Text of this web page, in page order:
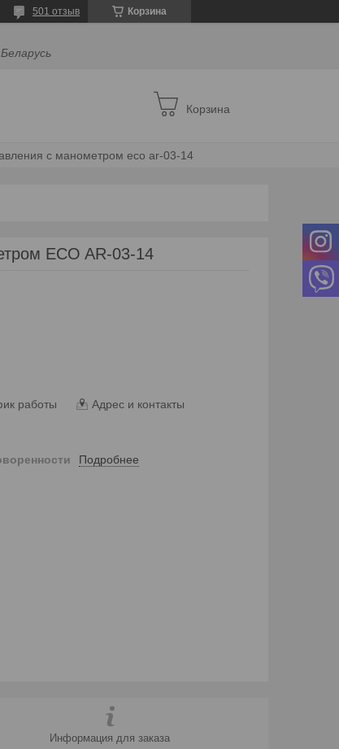
Корзина
501 отзыв
Корзина
с манометром eco ar-03-14
ECO AR-03-14
работы Адрес и контакты
Подробнее
Информация для заказа